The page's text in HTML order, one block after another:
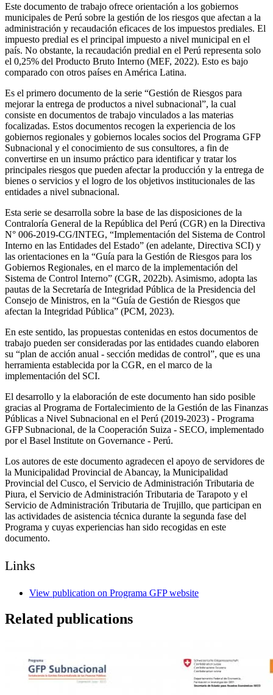
Este documento de trabajo ofrece orientación a los gobiernos
municipales de Perú sobre la gestión de los riesgos que afectan a la
administración y recaudación eficaces de los impuestos prediales. El
impuesto predial es el principal impuesto a nivel municipal en el
país. No obstante, la recaudación predial en el Perú representa solo
el 0,25% del Producto Bruto Interno (MEF, 2022). Esto es bajo
comparado con otros países en América Latina.
Es el primero documento de la serie “Gestión de Riesgos para
mejorar la entrega de productos a nivel subnacional”, la cual
consiste en documentos de trabajo vinculados a las materias
focalizadas. Estos documentos recogen la experiencia de los
gobiernos regionales y gobiernos locales socios del Programa GFP
Subnacional y el conocimiento de sus consultores, a fin de
convertirse en un insumo práctico para identificar y tratar los
principales riesgos que pueden afectar la producción y la entrega de
bienes o servicios y el logro de los objetivos institucionales de las
entidades a nivel subnacional.
Esta serie se desarrolla sobre la base de las disposiciones de la
Contraloría General de la República del Perú (CGR) en la Directiva
N° 006-2019-CG/INTEG, “Implementación del Sistema de Control
Interno en las Entidades del Estado” (en adelante, Directiva SCI) y
las orientaciones en la “Guía para la Gestión de Riesgos para los
Gobiernos Regionales, en el marco de la implementación del
Sistema de Control Interno” (CGR, 2022b). Asimismo, adopta las
pautas de la Secretaría de Integridad Pública de la Presidencia del
Consejo de Ministros, en la “Guía de Gestión de Riesgos que
afectan la Integridad Pública” (PCM, 2023).
En este sentido, las propuestas contenidas en estos documentos de
trabajo pueden ser consideradas por las entidades cuando elaboren
su “plan de acción anual - sección medidas de control”, que es una
herramienta establecida por la CGR, en el marco de la
implementación del SCI.
El desarrollo y la elaboración de este documento han sido posible
gracias al Programa de Fortalecimiento de la Gestión de las Finanzas
Públicas a Nivel Subnacional en el Perú (2019-2023) - Programa
GFP Subnacional, de la Cooperación Suiza - SECO, implementado
por el Basel Institute on Governance - Perú.
Los autores de este documento agradecen el apoyo de servidores de
la Municipalidad Provincial de Abancay, la Municipalidad
Provincial del Cusco, el Servicio de Administración Tributaria de
Piura, el Servicio de Administración Tributaria de Tarapoto y el
Servicio de Administración Tributaria de Trujillo, que participan en
las actividades de asistencia técnica durante la segunda fase del
Programa y cuyas experiencias han sido recogidas en este
documento.
Links
View publication on Programa GFP website
Related publications